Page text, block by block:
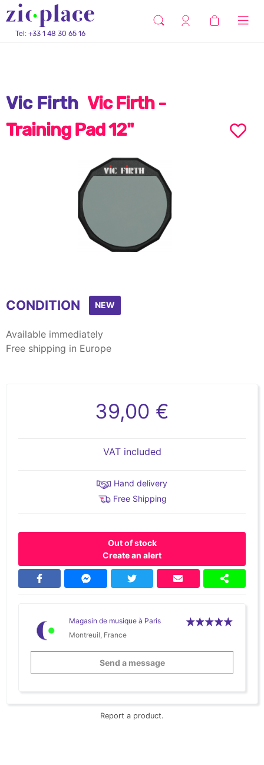
Tel: +33 1 48 30 65 16
Vic Firth Vic Firth -
Training Pad 12"
CONDITION NEW
Available immediately
Free shipping in Europe
39,00 €
VAT included
Hand delivery
Free Shipping
Out of stock
Create an alert
Magasin de musique à Paris
Montreuil, France
Send a message
Report a product.